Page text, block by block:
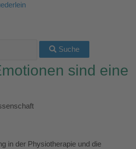
Suche
sind eine
in der Physiotherapie und die